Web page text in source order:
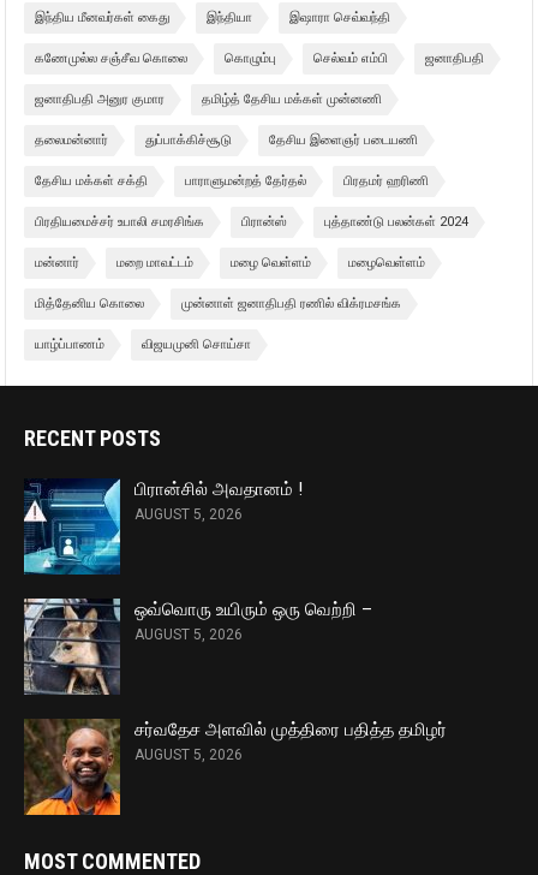
இந்திய மீனவர்கள் கைது இந்தியா இஷாரா செவ்வந்தி
கணேமுல்ல சஞ்சீவ கொலை கொழும்பு செல்வம் எம்பி ஜனாதிபதி
ஜனாதிபதி அனுர குமார தமிழ்த் தேசிய மக்கள் முன்னணி
தலைமன்னார் துப்பாக்கிச்சூடு தேசிய இளைஞர் படையணி
தேசிய மக்கள் சக்தி பாராளுமன்றத் தேர்தல் பிரதமர் ஹரிணி
பிரதியமைச்சர் உபாலி சமரசிங்க பிரான்ஸ் புத்தாண்டு பலன்கள் 2024
மன்னார் மறை மாவட்டம் மழை வெள்ளம் மழைவெள்ளம்
மித்தேனிய கொலை முன்னாள் ஜனாதிபதி ரணில் விக்ரமசங்க
யாழ்ப்பாணம் விஜயமுனி சொய்சா
RECENT POSTS
பிரான்சில் அவதானம் !
AUGUST 5, 2026
ஒவ்வொரு உயிரும் ஒரு வெற்றி –
AUGUST 5, 2026
சர்வதேச அளவில் முத்திரை பதித்த தமிழர்
AUGUST 5, 2026
MOST COMMENTED